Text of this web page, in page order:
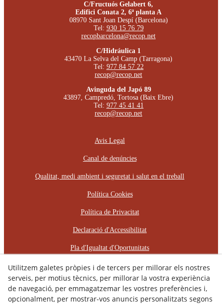
C/Fructuós Gelabert 6,
Edifici Conata 2, 6ª planta A
08970 Sant Joan Despí (Barcelona)
Tel: 930 15 76 79
recopbarcelona@recop.net
C/Hidráulica 1
43470 La Selva del Camp (Tarragona)
Tel: 977 84 57 22
recop@recop.net
Avinguda del Japó 89
43897, Campredó, Tortosa (Baix Ebre)
Tel: 977 45 41 41
recop@recop.net
Avis Legal
Canal de denúncies
Qualitat, medi ambient i seguretat i salut en el treball
Política Cookies
Política de Privacitat
Declaració d'Accessibilitat
Pla d'Igualtat d'Oportunitats
Protocol d'Assetjament Laboral
© 08/2026 RÈCOP RESTAURACIONS
ARQUITECTÒNIQUES, S.L. - Tots els drets reservats.
Utilitzem galetes pròpies i de tercers per millorar els nostres
serveis, per motius tècnics, per millorar la vostra experiència
de navegació, per emmagatzemar les vostres preferències i,
opcionalment, per mostrar-vos anuncis personalitzats segons